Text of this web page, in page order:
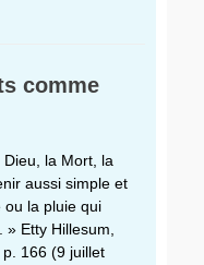
comme
la Mort, la
aussi simple et
ou la pluie qui
Etty Hillesum,
166 (9 juillet